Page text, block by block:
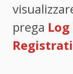
prega Log
Registrati